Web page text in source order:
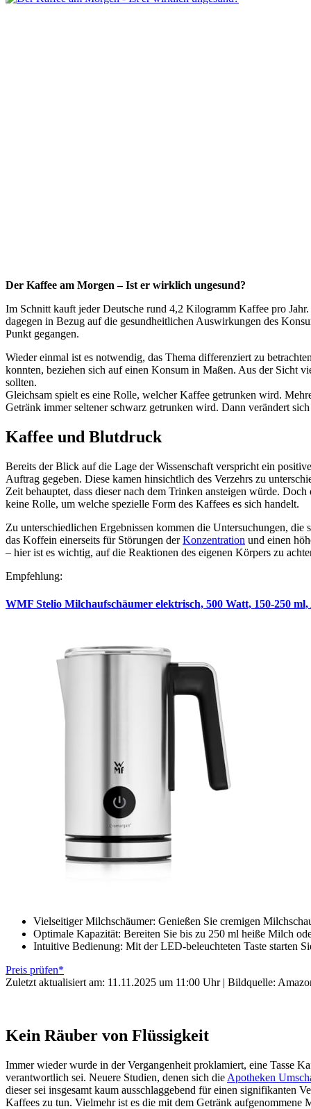
Der Kaffee am Morgen – Ist er wirklich ungesund?
Im Schnitt kauft jeder Deutsche rund 4,2 Kilogramm Kaffee pro
dagegen in Bezug auf die gesundheitlichen Auswirkungen des
Punkt gegangen.
Wieder einmal ist es notwendig, das Thema differenziert zu
konnten, beziehen sich auf einen Konsum in Maßen. Aus der Sicht
sollten.
Gleichsam spielt es eine Rolle, welcher Kaffee getrunken wird.
Getränk immer seltener schwarz getrunken wird. Dann verändert
Kaffee und Blutdruck
Bereits der Blick auf die Lage der Wissenschaft verspricht ein
Auftrag gegeben. Diese kamen hinsichtlich des Verzehrs zu
Zeit behauptet, dass dieser nach dem Trinken ansteigen würde.
keine Rolle, um welche spezielle Form des Kaffees es sich handelt.
Zu unterschiedlichen Ergebnissen kommen die Untersuchungen,
das Koffein einerseits für Störungen derKonzentration und einen
– hier ist es wichtig, auf die Reaktionen des eigenen Körpers zu
Empfehlung:
WMF Stelio Milchaufschäumer elektrisch, 500 Watt, 150-250
Vielseitiger Milchschäumer: Genießen Sie cremigen
Optimale Kapazität: Bereiten Sie bis zu 250 ml heiße Milch
Intuitive Bedienung: Mit der LED-beleuchteten Taste starten
Preis prüfen*
Zuletzt aktualisiert am: 11.11.2025 um 11:00 Uhr | Bildquelle:
Kein Räuber von Flüssigkeit
Immer wieder wurde in der Vergangenheit proklamiert, eine Tasse
verantwortlich sei. Neuere Studien, denen sich die Apotheken
dieser sei insgesamt kaum ausschlaggebend für einen signifikanten
Kaffees zu tun. Vielmehr ist es die mit dem Getränk